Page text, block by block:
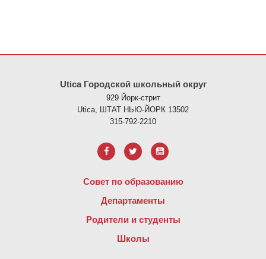
Utica Городской школьный округ
929 Йорк-стрит
Utica, ШТАТ НЬЮ-ЙОРК 13502
315-792-2210
Совет по образованию
Департаменты
Родители и студенты
Школы